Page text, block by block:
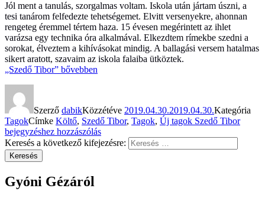
Jól ment a tanulás, szorgalmas voltam. Iskola után jártam úszni, a
tesi tanárom felfedezte tehetségemet. Elvitt versenyekre, ahonnan
rengeteg éremmel tértem haza. 15 évesen megérintett az ihlet
varázsa egy technika óra alkalmával. Elkezdtem rímekbe szedni a
sorokat, élveztem a kihívásokat mindig. A ballagási versem hatalmas
sikert aratott, szavaim az iskola falaiba ütköztek.
„Szedő Tibor” bővebben
Szerző dabikKözzétéve 2019.04.30.2019.04.30.Kategória
TagokCímke Költő, Szedő Tibor, Tagok, Új tagok Szedő Tibor
bejegyzéshez hozzászólás
Keresés a következő kifejezésre:
Keresés
Gyóni Gézáról